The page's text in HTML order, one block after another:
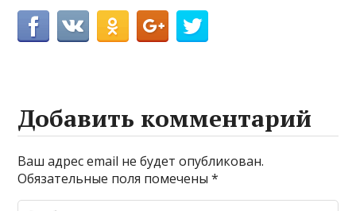
Добавить комментарий
Ваш адрес email не будет опубликован.
Обязательные поля помечены*